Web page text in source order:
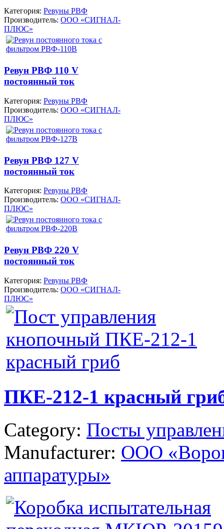
Категория: Ревуны РВФ
Производитель: ООО «СИГНАЛ-
ПЛЮС»
Ревун РВФ 110 V
постоянный ток
Категория: Ревуны РВФ
Производитель: ООО «СИГНАЛ-
ПЛЮС»
Ревун РВФ 127 V
постоянный ток
Категория: Ревуны РВФ
Производитель: ООО «СИГНАЛ-
ПЛЮС»
Ревун РВФ 220 V
постоянный ток
Категория: Ревуны РВФ
Производитель: ООО «СИГНАЛ-
ПЛЮС»
ПКЕ-212-1 красный
Category: Посты
Manufacturer: ООО
аппаратуры»